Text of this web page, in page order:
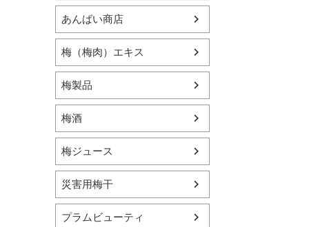
あんばい商店
梅（梅肉）エキス
梅製品
梅酒
梅ジュース
災害用梅干
プラムビューティ